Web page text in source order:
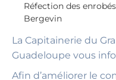
Réfection des
Bergevin
La Capitainerie du
Guadeloupe vous
Afin d’améliorer le